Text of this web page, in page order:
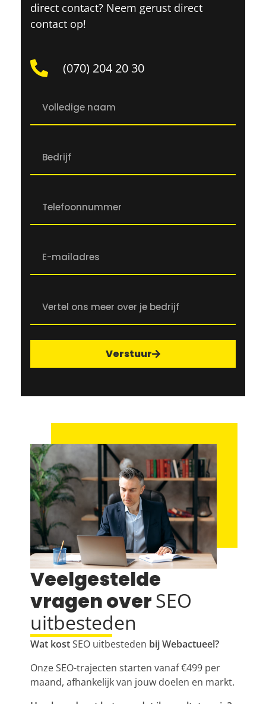
direct contact? Neem gerust direct
contact op!
(070) 204 20 30
Verstuur
Veelgestelde
vragen overSEO
uitbesteden
Wat kostSEO uitbesteden bij Webactueel?
OnzeSEO-trajecten starten vanaf €499 per
maand, afhankelijk van jouw doelen en markt.